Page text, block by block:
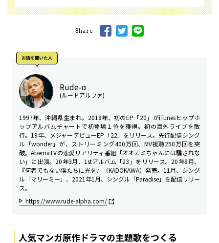
Share
お話を聞いた⼈
Rude-α
(ルードアルファ)
1997年、沖縄県生まれ。2018年、初のEP「20」がiTunesヒップホ
ップアルバムチャートで初登場１位を獲得。初の海外ライブを敢
行。19年、メジャーデビューEP「22」をリリース。先行配信シング
ル「wonder」が、ストリーミング400万回、MV視聴250万回を突
破。AbemaTVの恋愛リアリティ番組「オオカミちゃんには騙されな
い」に出演。20年3月、1stアルバム「23」をリリース。20年8月、
『何者でもない僕たちに光を』（KADOKAWA）発売。11月、シング
ル「マリーミー」、2021年1月、シングル「Paradise」を配信リリー
ス。
https://www.rude-alpha.com/
人気マンガ原作ドラマの主題歌をつくる